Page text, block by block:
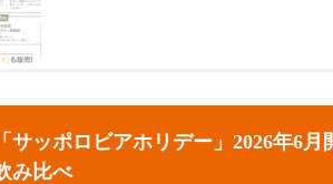
サッポロビアホリデー」2026年6月
み比べ